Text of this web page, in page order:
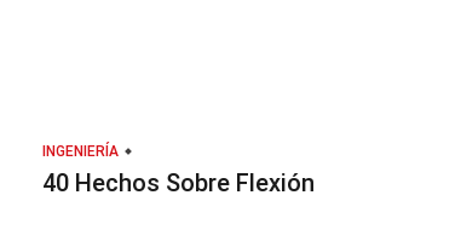
INGENIERÍA
40 Hechos Sobre Flexión